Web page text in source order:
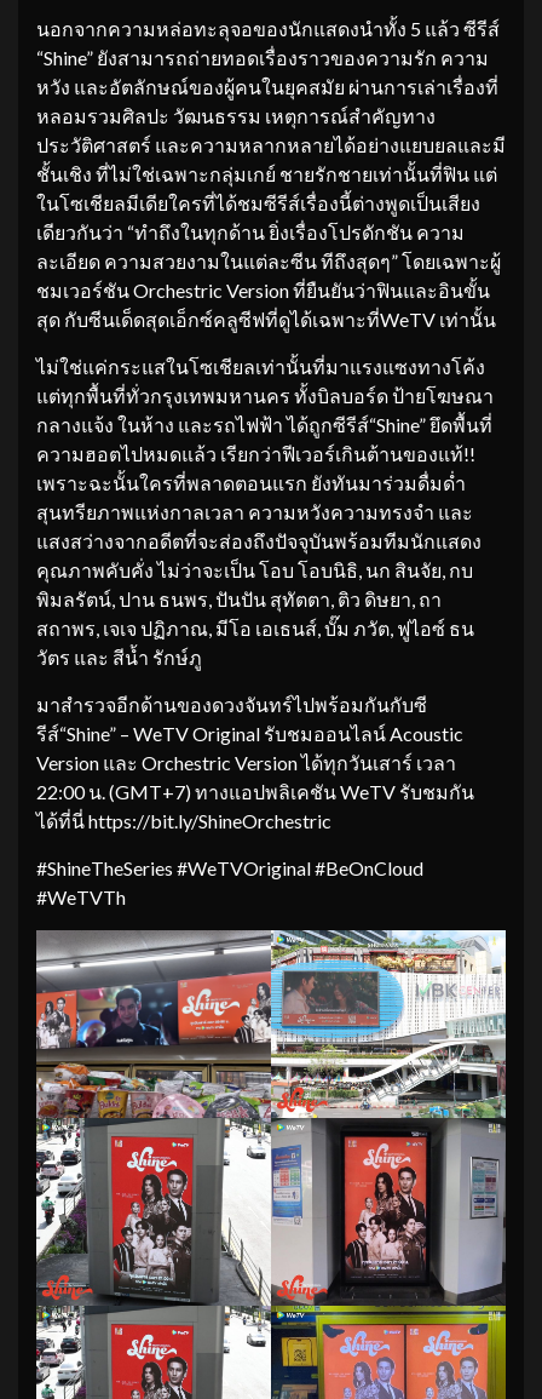
นอกจากความหล่อทะลุจอของนักแสดงนำทั้ง 5 แล้ว ซีรีส์
“Shine” ยังสามารถถ่ายทอดเรื่องราวของความรัก ความ
หวัง และอัตลักษณ์ของผู้คนในยุคสมัย ผ่านการเล่าเรื่องที่
หลอมรวมศิลปะ วัฒนธรรม เหตุการณ์สำคัญทาง
ประวัติศาสตร์ และความหลากหลายได้อย่างแยบยลและมี
ชั้นเชิง ที่ไม่ใช่เฉพาะกลุ่มเกย์ ชายรักชายเท่านั้นที่ฟิน แต่
ในโซเชียลมีเดียใครที่ได้ชมซีรีส์เรื่องนี้ต่างพูดเป็นเสียง
เดียวกันว่า “ทำถึงในทุกด้าน ยิ่งเรื่องโปรดักชัน ความ
ละเอียด ความสวยงามในแต่ละซีน ทีถึงสุดๆ” โดยเฉพาะผู้
ชมเวอร์ชัน Orchestric Version ที่ยืนยันว่าฟินและอินขั้น
สุด กับซีนเด็ดสุดเอ็กซ์คลูซีฟที่ดูได้เฉพาะที่WeTV เท่านั้น
ไม่ใช่แค่กระแสในโซเชียลเท่านั้นที่มาแรงแซงทางโค้ง
แต่ทุกพื้นที่ทั่วกรุงเทพมหานคร ทั้งบิลบอร์ด ป้ายโฆษณา
กลางแจ้ง ในห้าง และรถไฟฟ้า ได้ถูกซีรีส์“Shine” ยึดพื้นที่
ความฮอตไปหมดแล้ว เรียกว่าฟีเวอร์เกินต้านของแท้!!
เพราะฉะนั้นใครที่พลาดตอนแรก ยังทันมาร่วมดื่มด่ำ
สุนทรียภาพแห่งกาลเวลา ความหวังความทรงจำ และ
แสงสว่างจากอดีตที่จะส่องถึงปัจจุบันพร้อมทีมนักแสดง
คุณภาพคับคั่ง ไม่ว่าจะเป็น โอบ โอบนิธิ, นก สินจัย, กบ
พิมลรัตน์, ปาน ธนพร, ปันปัน สุทัตตา, ติว ดิษยา, ถา
สถาพร, เจเจ ปฏิภาณ, มีโอ เอเธนส์, บั๊ม ภวัต, ฟูไอซ์ ธน
วัตร และ สีน้ำ รักษ์ภู
มาสำรวจอีกด้านของดวงจันทร์ไปพร้อมกันกับซี
รีส์“Shine” – WeTV Original รับชมออนไลน์ Acoustic
Version และ Orchestric Version ได้ทุกวันเสาร์ เวลา
22:00 น. (GMT+7) ทางแอปพลิเคชัน WeTV รับชมกัน
ได้ที่นี่ https://bit.ly/ShineOrchestric
#ShineTheSeries #WeTVOriginal #BeOnCloud
#WeTVTh